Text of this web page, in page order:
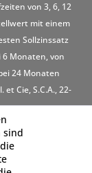
von 3, 6, 12
mit einem
Sollzinssatz
6 Monaten, von
24 Monaten
et Cie, S.C.A., 22-
sind